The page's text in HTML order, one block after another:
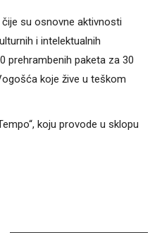
su osnovne aktivnosti
i intelektualnih
prehrambenih paketa za 30
koje žive u teškom
koju provode u sklopu